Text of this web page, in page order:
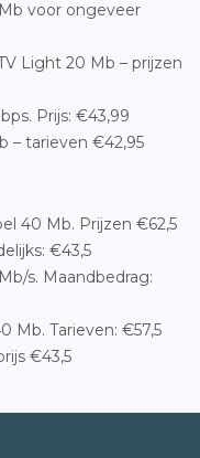
voor ongeveer
Light 20 Mb – prijzen
Prijs: €43,99
– tarieven €42,95
40 Mb. Prijzen €62,5
€43,5
s. Maandbedrag:
Mb. Tarieven: €57,5
€43,5